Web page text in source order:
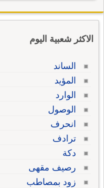
الاكثر شعبية اليوم
الساند
المؤيد
الوارد
الوصول
انحرف
ترادف
دكة
رصيف مقهى
زود بمصاطب